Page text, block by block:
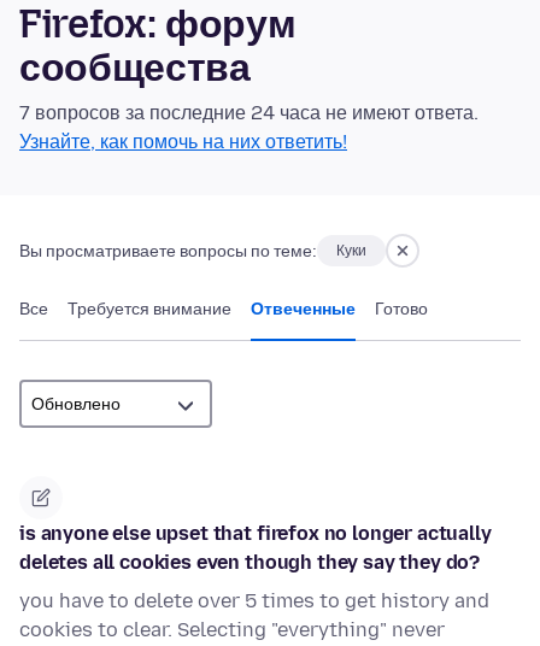
Firefox: форум
сообщества
7 вопросов за последние 24 часа не имеют ответа.
Узнайте, как помочь на них ответить!
Вы просматриваете вопросы по теме: Куки
Все Требуется внимание Отвеченные Готово
is anyone else upset that firefox no longer actually
deletes all cookies even though they say they do?
you have to delete over 5 times to get history and
cookies to clear. Selecting "everything" never